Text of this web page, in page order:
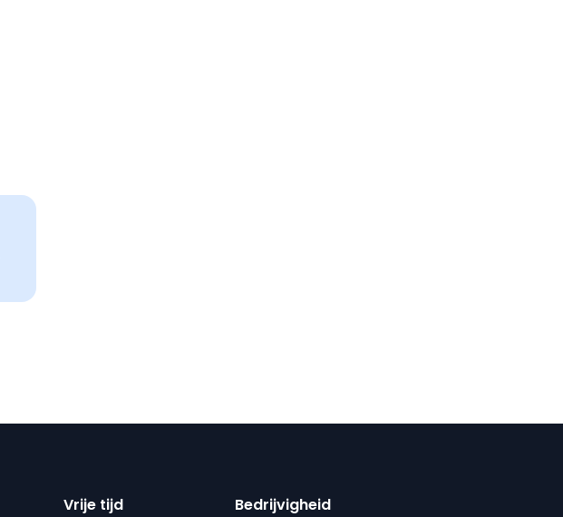
Vrije tijd Bedrijvigheid